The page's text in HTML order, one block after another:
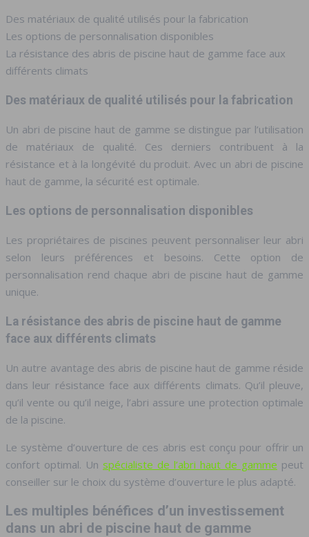
Des matériaux de qualité utilisés pour la fabrication
Les options de personnalisation disponibles
La résistance des abris de piscine haut de gamme face aux
différents climats
Des matériaux de qualité utilisés pour la fabrication
Un abri de piscine haut de gamme se distingue par l’utilisation
de matériaux de qualité. Ces derniers contribuent à la
résistance et à la longévité du produit. Avec un abri de piscine
haut de gamme, la sécurité est optimale.
Les options de personnalisation disponibles
Les propriétaires de piscines peuvent personnaliser leur abri
selon leurs préférences et besoins. Cette option de
personnalisation rend chaque abri de piscine haut de gamme
unique.
La résistance des abris de piscine haut de gamme
face aux différents climats
Un autre avantage des abris de piscine haut de gamme réside
dans leur résistance face aux différents climats. Qu’il pleuve,
qu’il vente ou qu’il neige, l’abri assure une protection optimale
de la piscine.
Le système d’ouverture de ces abris est conçu pour offrir un
confort optimal. Un spécialiste de l’abri haut de gamme peut
conseiller sur le choix du système d’ouverture le plus adapté.
Les multiples bénéfices d’un investissement
dans un abri de piscine haut de gamme